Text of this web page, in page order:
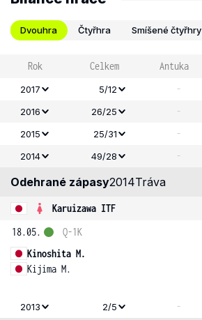
Dvouhra Čtyřhra Smíšené čtyřhry
Rok Celkem Antuka
2017 5/12 -
2016
26/25 -
2015
25/31 -
2014
49/28 -
Odehrané zápasy2014Tráva
Karuizawa ITF
18.05.
Kinoshita M.
Kijima M.
Q-1K
2013 2/5 -